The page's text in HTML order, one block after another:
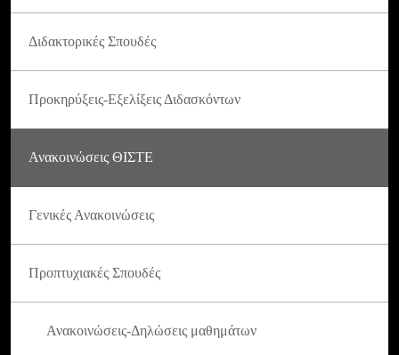
Διδακτορικές Σπουδές
Προκηρύξεις-Εξελίξεις Διδασκόντων
Ανακοινώσεις ΘΙΣΤΕ
Γενικές Ανακοινώσεις
Προπτυχιακές Σπουδές
Ανακοινώσεις-Δηλώσεις μαθημάτων